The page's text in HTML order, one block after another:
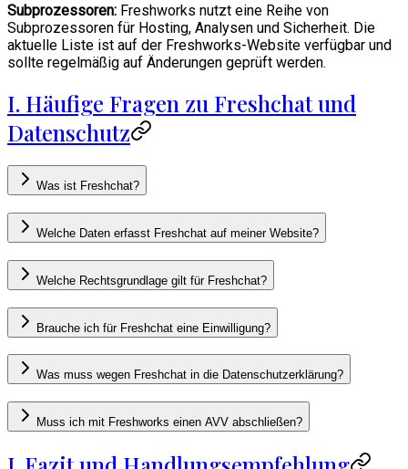
Subprozessoren: Freshworks nutzt eine Reihe von
Subprozessoren für Hosting, Analysen und Sicherheit. Die
aktuelle Liste ist auf der Freshworks-Website verfügbar und
sollte regelmäßig auf Änderungen geprüft werden.
I. Häufige Fragen zu Freshchat und
Datenschutz
Was ist Freshchat?
Welche Daten erfasst Freshchat auf meiner Website?
Welche Rechtsgrundlage gilt für Freshchat?
Brauche ich für Freshchat eine Einwilligung?
Was muss wegen Freshchat in die Datenschutzerklärung?
Muss ich mit Freshworks einen AVV abschließen?